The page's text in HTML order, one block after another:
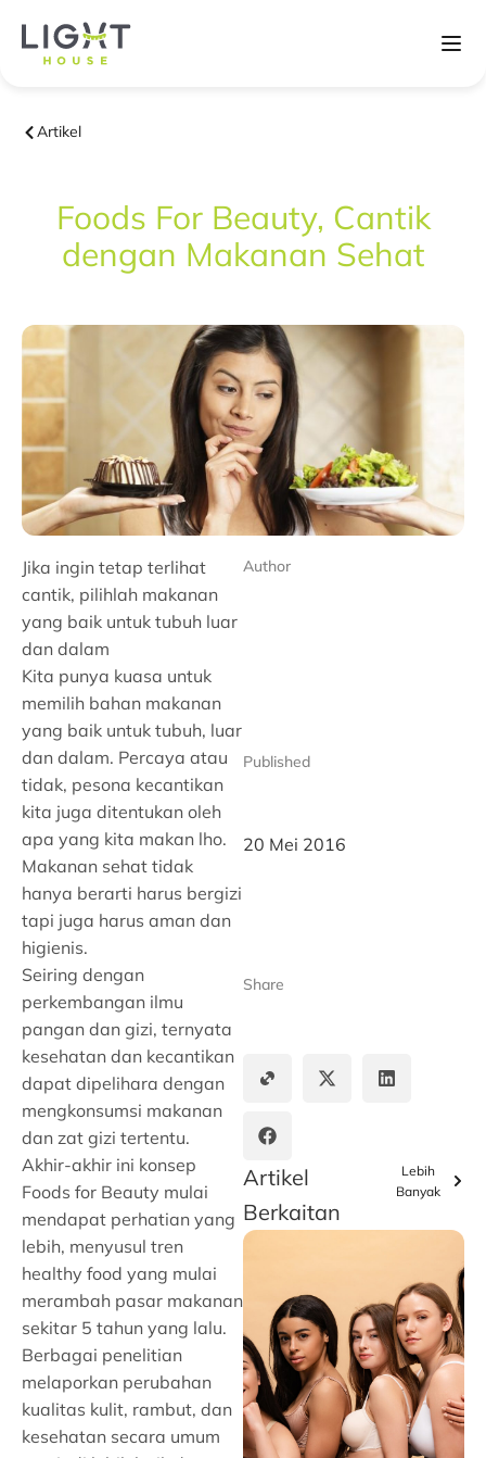
Artikel
Foods For Beauty, Cantik
dengan Makanan Sehat
Jika ingin tetap terlihat
cantik, pilihlah makanan
yang baik untuk tubuh luar
dan dalam
Kita punya kuasa untuk
memilih bahan makanan
yang baik untuk tubuh, luar
dan dalam. Percaya atau
tidak, pesona kecantikan
kita juga ditentukan oleh
apa yang kita makan lho.
Makanan sehat tidak
hanya berarti harus bergizi
tapi juga harus aman dan
higienis.
Seiring dengan
perkembangan ilmu
pangan dan gizi, ternyata
kesehatan dan kecantikan
dapat dipelihara dengan
mengkonsumsi makanan
dan zat gizi tertentu.
Akhir-akhir ini konsep
Foods for Beauty mulai
mendapat perhatian yang
lebih, menyusul tren
healthy food yang mulai
merambah pasar makanan
sekitar 5 tahun yang lalu.
Berbagai penelitian
melaporkan perubahan
kualitas kulit, rambut, dan
kesehatan secara umum
Author
Published
20 Mei 2016
Share
Artikel
Berkaitan
Lebih
Banyak